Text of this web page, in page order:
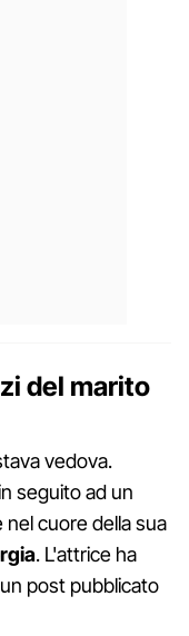
del marito
vedova.
seguito ad un
cuore della sua
. L'attrice ha
post pubblicato